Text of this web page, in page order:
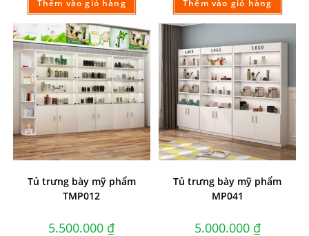
Thêm vào giỏ hàng Thêm vào giỏ hàng
Tủ trưng bày mỹ phẩm
TMP012
5.500.000 ₫
Tủ trưng bày mỹ phẩm
MP041
5.000.000 ₫